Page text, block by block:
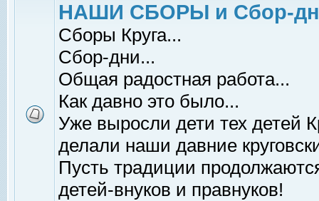
НАШИ СБОРЫ и Сбор-
Сборы Круга...
Сбор-дни...
Общая радостная работа...
Как давно это было...
Уже выросли дети тех детей
делали наши давние
Пусть традиции
детей-внуков и правнуков!